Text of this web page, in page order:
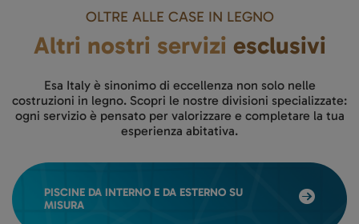
OLTRE ALLE CASE IN LEGNO
Altri nostri servizi esclusivi
Esa Italy è sinonimo di eccellenza non solo nelle
costruzioni in legno. Scopri le nostre divisioni specializzate:
ogni servizio è pensato per valorizzare e completare la tua
esperienza abitativa.
PISCINE DA INTERNO E DA ESTERNO SU
MISURA